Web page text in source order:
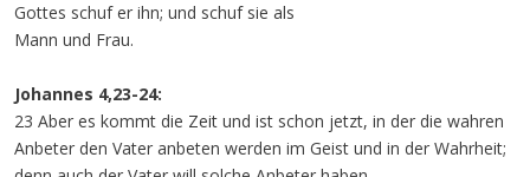
Gottes schuf er ihn; und schuf sie als
Mann und Frau.
Johannes 4,23-24:
23 Aber es kommt die Zeit und ist schon jetzt, in der die wahren
Anbeter den Vater anbeten werden im Geist und in der Wahrheit;